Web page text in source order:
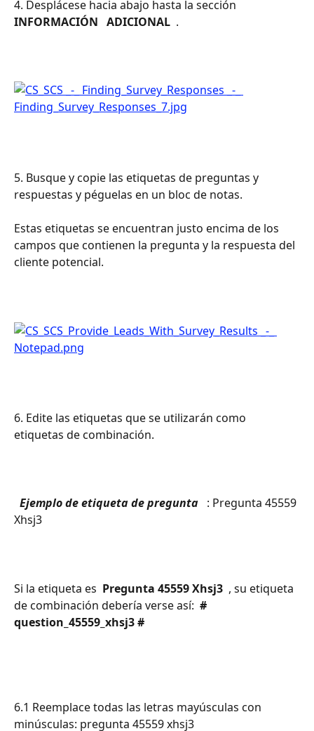
4. Desplácese hacia abajo hasta la sección
INFORMACIÓN ADICIONAL .
5. Busque y copie las etiquetas de preguntas y
respuestas y péguelas en un bloc de notas.
Estas etiquetas se encuentran justo encima de los
campos que contienen la pregunta y la respuesta del
cliente potencial.
6. Edite las etiquetas que se utilizarán como
etiquetas de combinación.
Ejemplo de etiqueta de pregunta : Pregunta 45559
Xhsj3
Si la etiqueta es Pregunta 45559 Xhsj3 , su etiqueta
de combinación debería verse así: #
question_45559_xhsj3 #
6.1 Reemplace todas las letras mayúsculas con
minúsculas: pregunta 45559 xhsj3